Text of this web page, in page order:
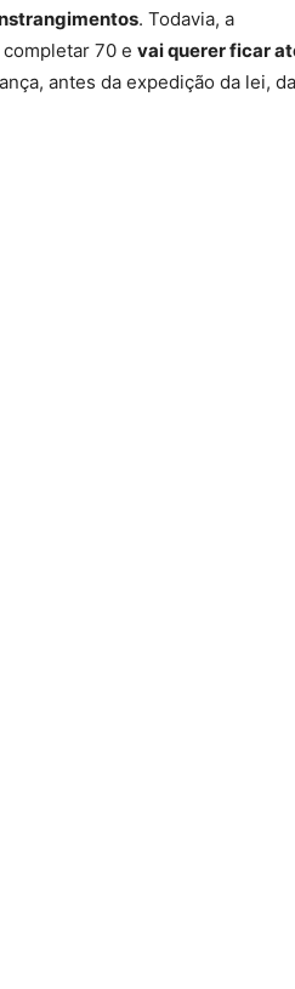
. Todavia, a
70 e vai querer ficar
antes da expedição da lei,